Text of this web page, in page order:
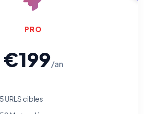
PRO
€199/an
URLS cibles